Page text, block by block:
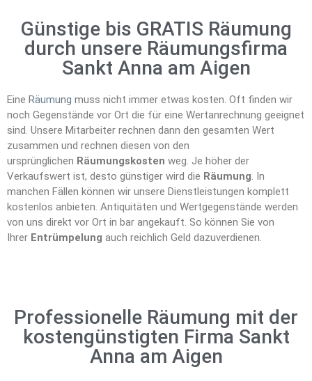
Günstige bis GRATIS Räumung
durch unsere Räumungsfirma
Sankt Anna am Aigen
Eine Räumung muss nicht immer etwas kosten. Oft finden wir
noch Gegenstände vor Ort die für eine Wertanrechnung geeignet
sind. Unsere Mitarbeiter rechnen dann den gesamten Wert
zusammen und rechnen diesen von den
ursprünglichen Räumungskosten weg. Je höher der
Verkaufswert ist, desto günstiger wird die Räumung. In
manchen Fällen können wir unsere Dienstleistungen komplett
kostenlos anbieten. Antiquitäten und Wertgegenstände werden
von uns direkt vor Ort in bar angekauft. So können Sie von
Ihrer Entrümpelung auch reichlich Geld dazuverdienen.
Professionelle Räumung mit der
kostengünstigten Firma Sankt
Anna am Aigen